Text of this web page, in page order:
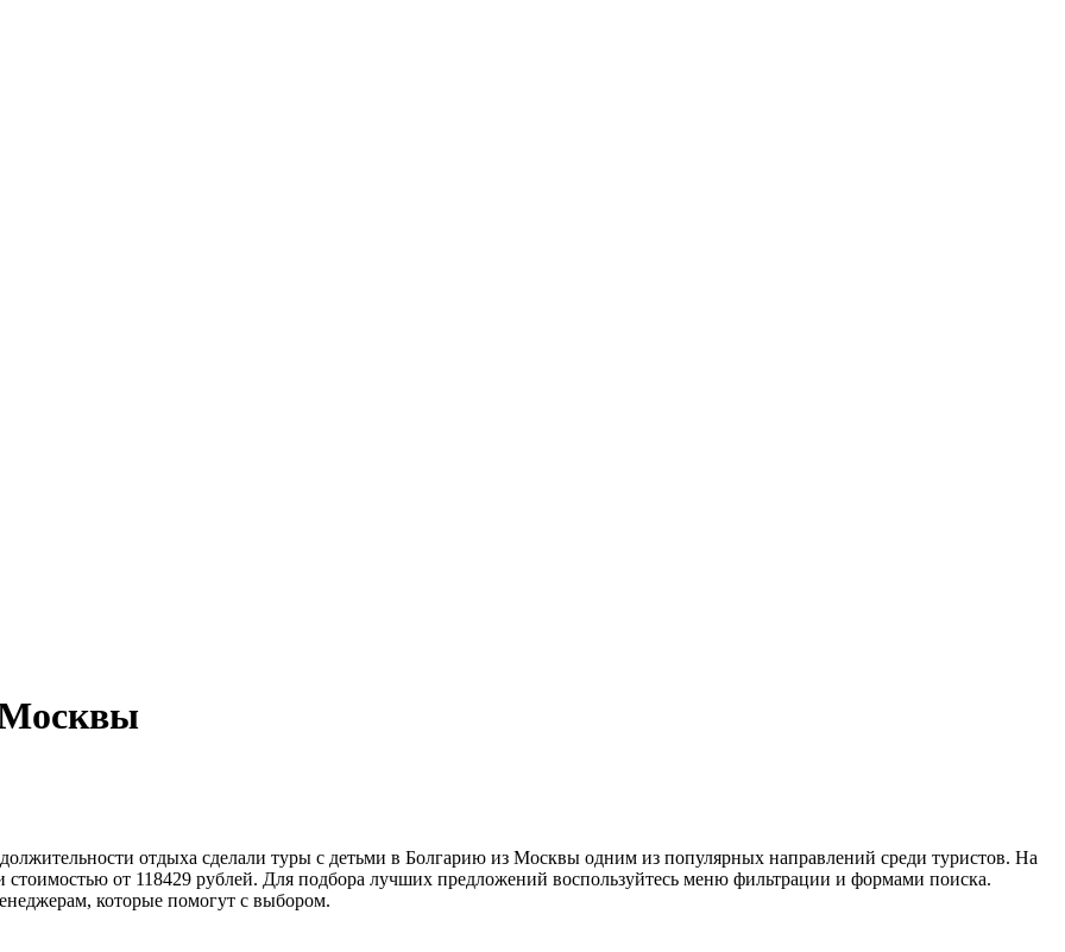
Москвы
отдыха сделали туры с детьми в Болгарию из Москвы одним из популярных направлений среди туристов. На
стоимостью от 118429 рублей. Для подбора лучших предложений воспользуйтесь меню фильтрации и формами поиска.
которые помогут с выбором.